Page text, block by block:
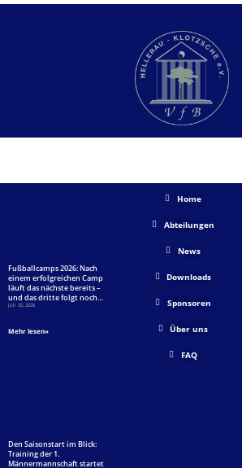
Fußballcamps 2026: Nach
einem erfolgreichen Camp
läuft das nächste bereits –
und das dritte folgt noch…
Juli 20, 2026
Mehr lesen»
Den Saisonstart im Blick:
Training der 1.
Männermannschaft startet
Home
Abteilungen
News
Downloads
Sponsoren
Über uns
FAQ